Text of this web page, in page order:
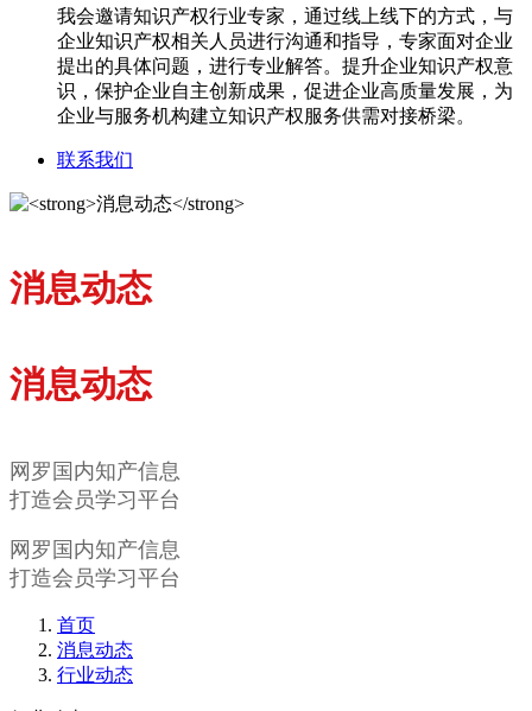
我会邀请知识产权行业专家，通过线上线下的方式，与
企业知识产权相关人员进行沟通和指导，专家面对企业
提出的具体问题，进行专业解答。提升企业知识产权意
识，保护企业自主创新成果，促进企业高质量发展，为
企业与服务机构建立知识产权服务供需对接桥梁。
联系我们
消息动态
消息动态
网罗国内知产信息
打造会员学习平台
网罗国内知产信息
打造会员学习平台
首页
消息动态
行业动态